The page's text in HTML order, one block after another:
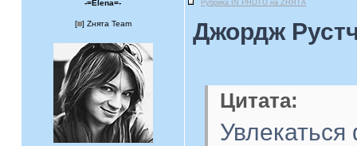
-=Elena=- Рубрика IN PHOTO на ZНЯТА
[ ] Zнята Team Джордж
Цитата: